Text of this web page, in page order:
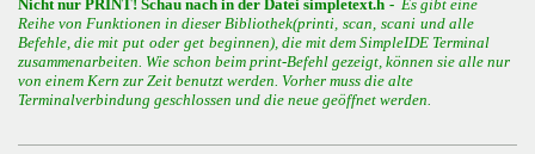
Nicht nur PRINT! Schau nach in der Datei simpletext.h - Es gibt eine
Reihe von Funktionen in dieser Bibliothek(printi scan scani und alle
Befehle, die mit put oder get beginnen), die mit dem SimpleIDE Terminal
zusammenarbeiten. Wie schon beim print-Befehl gezeigt, können sie alle nur
von einem Kern zur Zeit benutzt werden. Vorher muss die alte
Terminalverbindung geschlossen und die neue geöffnet werden.